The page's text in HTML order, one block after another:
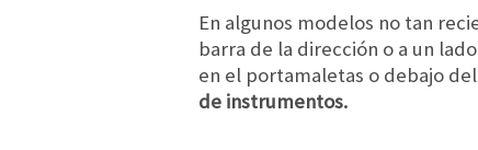
En algunos modelos no tan
barra de la dirección o a un
en el portamaletas o debajo
de instrumentos.